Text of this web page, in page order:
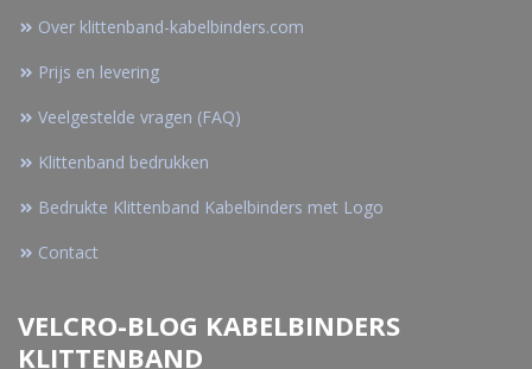
Over klittenband-kabelbinders.com
Prijs en levering
Veelgestelde vragen (FAQ)
Klittenband bedrukken
Bedrukte Klittenband Kabelbinders met Logo
Contact
VELCRO-BLOG KABELBINDERS
KLITTENBAND